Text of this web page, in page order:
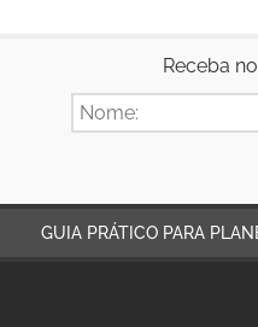
Receba
GUIA PRÁTICO PARA